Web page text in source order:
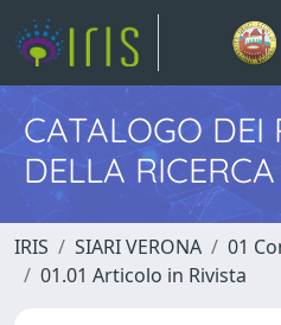
CATALOGO DEI
DELLA RICERCA
IRIS SIARI VERONA
01
01.01 Articolo in Rivista